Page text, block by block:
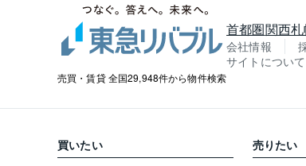
売買・賃貸 全国29,948件から物件検索
首都圏関西
会社情報
サイトについ
買いたい 売りたい